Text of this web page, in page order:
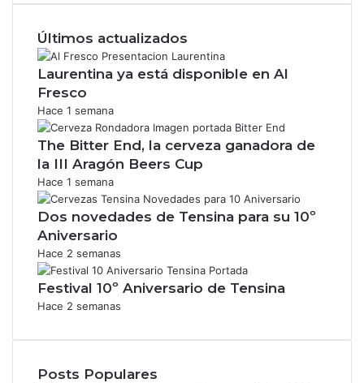
Últimos actualizados
Laurentina ya está disponible en Al
Fresco
Hace 1 semana
The Bitter End, la cerveza ganadora de
la III Aragón Beers Cup
Hace 1 semana
Dos novedades de Tensina para su 10º
Aniversario
Hace 2 semanas
Festival 10º Aniversario de Tensina
Hace 2 semanas
Posts Populares